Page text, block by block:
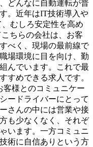
どんなに自動運転が普
。近年はIT技術導入や
むしろ安定性を高め
ちらの会社は、お客
べく、現場の最前線で
場環境に目を向け、勤
んでいます。これで最
すめできる求人です。
客様とのコミュニケー
ードライバーにとって
さんの中には営業や接
も少なくなく、それぞ
います。一方コミュニ
術に自信ありという方